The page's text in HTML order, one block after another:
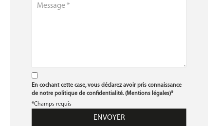
En cochant cette case, vous déclarez avoir pris connaissance
de notre politique de confidentialité. (Mentions légales)*
*Champs requis